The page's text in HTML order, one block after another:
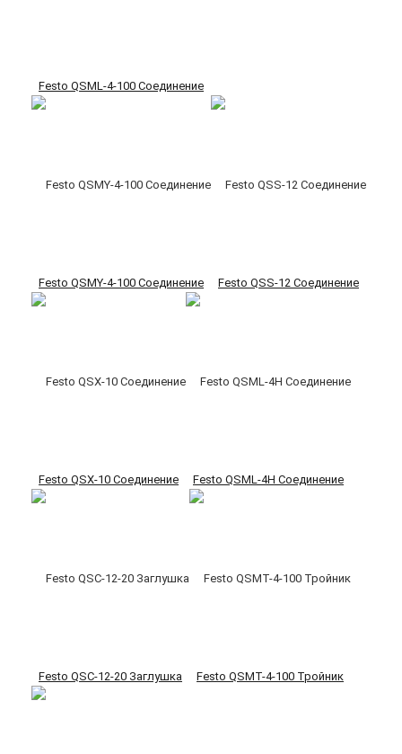
Festo QSML-4-100 Соединение
Festo QSMY-4-100 Соединение Festo QSS-12 Соединение
Festo QSX-10 Соединение Festo QSML-4H Соединение
Festo QSC-12-20 Заглушка Festo QSMT-4-100 Тройник